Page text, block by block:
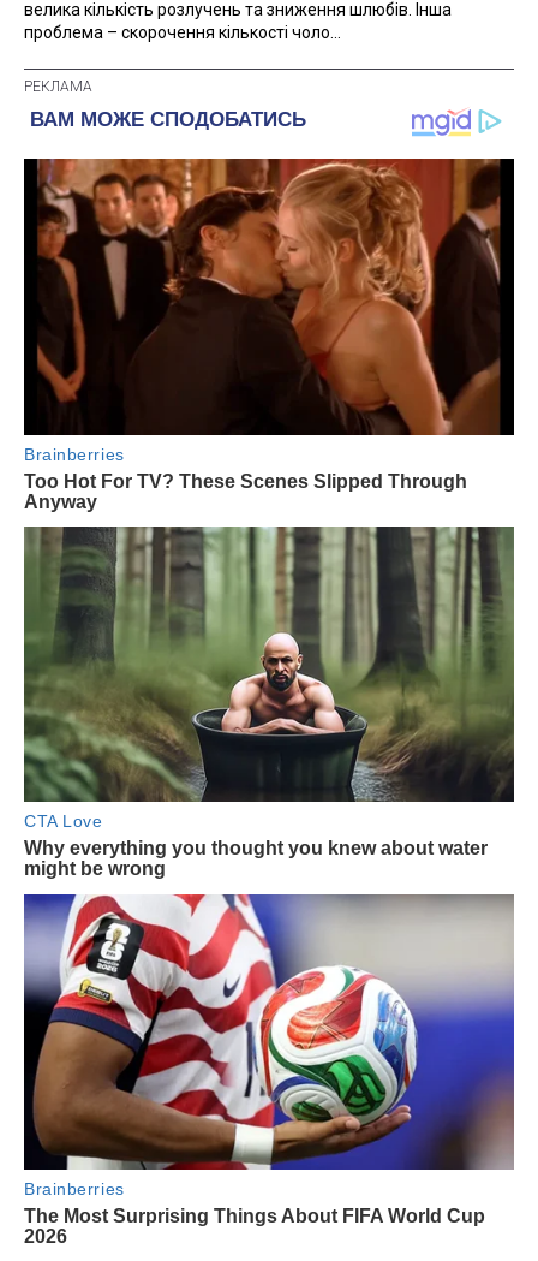
велика кількість розлучень та зниження шлюбів. Інша
проблема – скорочення кількості чоло...